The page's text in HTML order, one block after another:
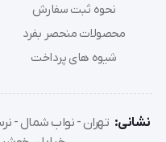
برای دستیابی به بهترین
مراحل زیر را دنبال کنید:
انتخاب طول مناسب:
نحوه ثبت سفارش
محصولات منحصر بفرد
شیوه های پرداخت
نشانی: تهران - نواب شمال -